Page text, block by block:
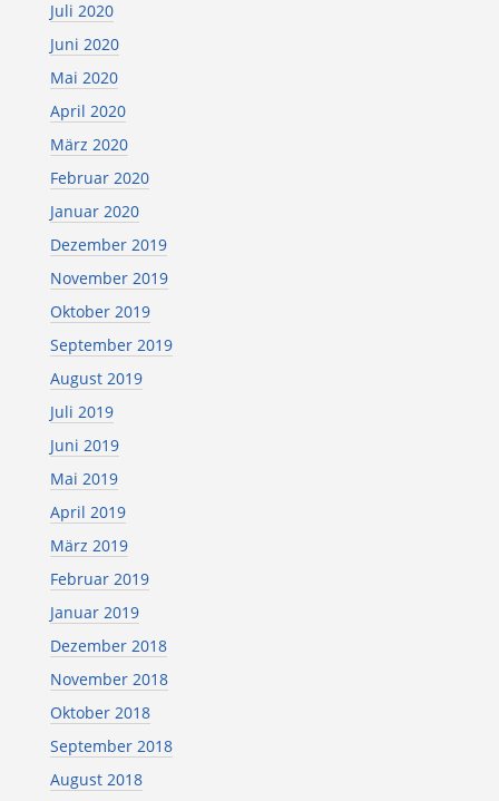
Juli 2020
Juni 2020
Mai 2020
April 2020
März 2020
Februar 2020
Januar 2020
Dezember 2019
November 2019
Oktober 2019
September 2019
August 2019
Juli 2019
Juni 2019
Mai 2019
April 2019
März 2019
Februar 2019
Januar 2019
Dezember 2018
November 2018
Oktober 2018
September 2018
August 2018